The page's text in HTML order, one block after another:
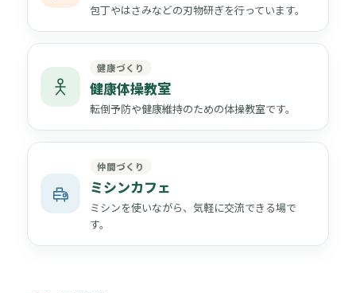
包丁やはさみなどの刃物研ぎを行っています。
健康づくり
健康体操教室
転倒予防や健康維持のための体操教室です。
仲間づくり
ミシンカフェ
ミシンを使いながら、気軽に交流できる場で
す。